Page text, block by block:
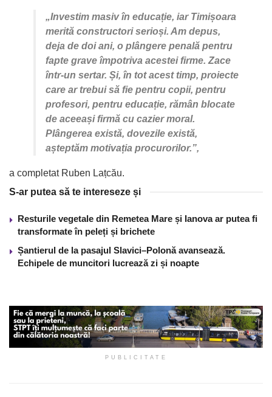
„Investim masiv în educație, iar Timișoara
merită constructori serioși. Am depus,
deja de doi ani, o plângere penală pentru
fapte grave împotriva acestei firme. Zace
într-un sertar. Și, în tot acest timp, proiecte
care ar trebui să fie pentru copii, pentru
profesori, pentru educație, rămân blocate
de aceeași firmă cu cazier moral.
Plângerea există, dovezile există,
așteptăm motivația procurorilor.”,
a completat Ruben Lațcău.
S-ar putea să te intereseze și
Resturile vegetale din Remetea Mare și Ianova ar putea fi
transformate în peleți și brichete
Șantierul de la pasajul Slavici–Polonă avansează.
Echipele de muncitori lucrează zi și noapte
PUBLICITATE